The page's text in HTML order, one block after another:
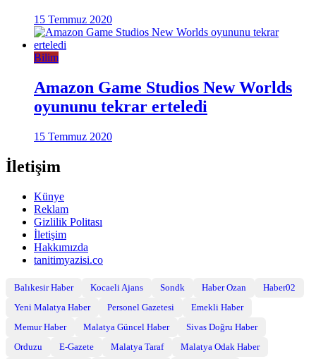
15 Temmuz 2020
Bilim
Amazon Game Studios New Worlds
oyununu tekrar erteledi
15 Temmuz 2020
İletişim
Künye
Reklam
Gizlilik Politası
İletişim
Hakkımızda
tanitimyazisi.co
Balıkesir Haber Kocaeli Ajans Sondk Haber Ozan
Haber02
Yeni Malatya Haber
Personel Gazetesi
Emekli Haber
Memur Haber
Malatya Güncel Haber
Sivas Doğru Haber
Orduzu
E-Gazete Malatya Taraf Malatya Odak Haber